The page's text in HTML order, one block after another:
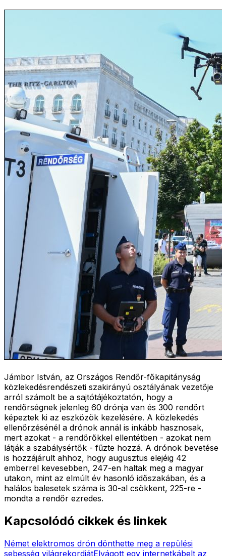
Jámbor István, az Országos Rendőr-főkapitányság
közlekedésrendészeti szakirányú osztályának vezetője
arról számolt be a sajtótájékoztatón, hogy a
rendőrségnek jelenleg 60 drónja van és 300 rendőrt
képeztek ki az eszközök kezelésére. A közlekedés
ellenőrzésénél a drónok annál is inkább hasznosak,
mert azokat - a rendőrőkkel ellentétben - azokat nem
látják a szabálysértők - fűzte hozzá. A drónok bevetése
is hozzájárult ahhoz, hogy augusztus elejéig 42
emberrel kevesebben, 247-en haltak meg a magyar
utakon, mint az elmúlt év hasonló időszakában, és a
halálos balesetek száma is 30-al csökkent, 225-re -
mondta a rendőr ezredes.
Kapcsolódó cikkek és linkek
Német elektromos drón dönthette meg a repülési
sebesség világrekordjátElvágott egy internetkábelt az